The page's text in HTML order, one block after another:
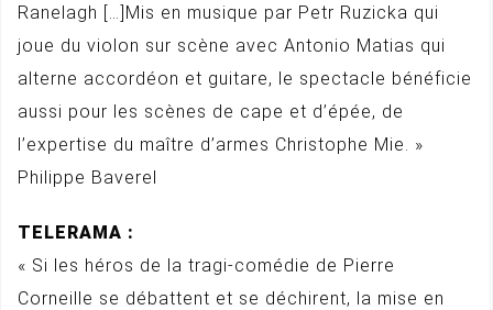
Ranelagh […]Mis en musique par Petr Ruzicka qui
joue du violon sur scène avec Antonio Matias qui
alterne accordéon et guitare, le spectacle bénéficie
aussi pour les scènes de cape et d’épée, de
l’expertise du maître d’armes Christophe Mie. »
Philippe Baverel
TELERAMA :
« Si les héros de la tragi-comédie de Pierre
Corneille se débattent et se déchirent, la mise en